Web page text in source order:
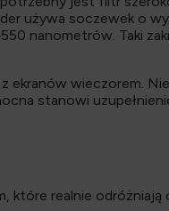
używa soczewek o
nanometrów. Taki
ekranów wieczorem.
stanowi
realnie odróżniają